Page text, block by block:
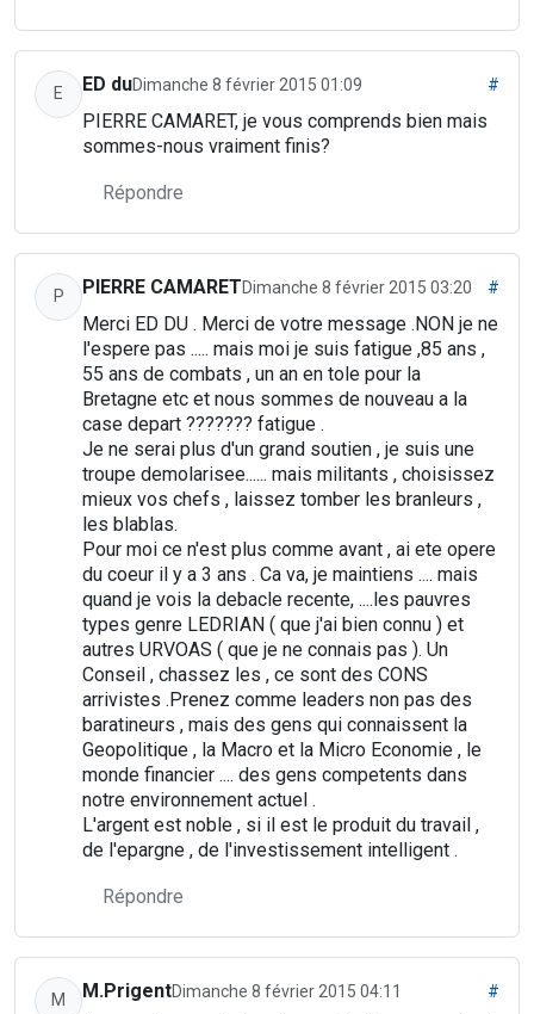
E ED duDimanche 8 février 2015 01:09 #
PIERRE CAMARET, je vous comprends bien mais
sommes-nous vraiment finis?
Répondre
P PIERRE CAMARETDimanche 8 février 2015 03:20 #
Merci ED DU . Merci de votre message .NON je ne
l'espere pas ..... mais moi je suis fatigue ,85 ans ,
55 ans de combats , un an en tole pour la
Bretagne etc et nous sommes de nouveau a la
case depart ??????? fatigue .
Je ne serai plus d'un grand soutien , je suis une
troupe demolarisee...... mais militants , choisissez
mieux vos chefs , laissez tomber les branleurs ,
les blablas.
Pour moi ce n'est plus comme avant , ai ete opere
du coeur il y a 3 ans . Ca va, je maintiens .... mais
quand je vois la debacle recente, ....les pauvres
types genre LEDRIAN ( que j'ai bien connu ) et
autres URVOAS ( que je ne connais pas ). Un
Conseil , chassez les , ce sont des CONS
arrivistes .Prenez comme leaders non pas des
baratineurs , mais des gens qui connaissent la
Geopolitique , la Macro et la Micro Economie , le
monde financier .... des gens competents dans
notre environnement actuel .
L'argent est noble , si il est le produit du travail ,
de l'epargne , de l'investissement intelligent .
Répondre
M M.PrigentDimanche 8 février 2015 04:11 #